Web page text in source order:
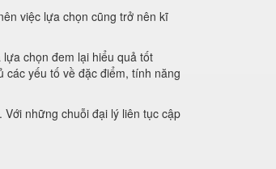
việc lựa chọn cũng trở nên kĩ
chọn đem lại hiểu quả tốt
các yếu tố về đặc điểm, tính năng
những chuỗi đại lý liên tục cập